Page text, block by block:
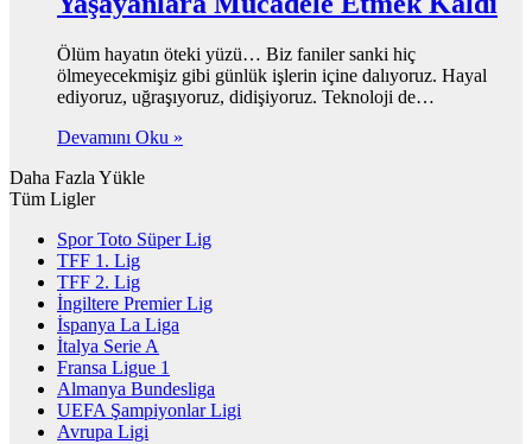
Ölüm hayatın öteki yüzü… Biz faniler sanki hiç
ölmeyecekmişiz gibi günlük işlerin içine dalıyoruz. Hayal
ediyoruz, uğraşıyoruz, didişiyoruz. Teknoloji de…
Devamını Oku »
Daha Fazla Yükle
Tüm Ligler
Spor Toto Süper Lig
TFF 1. Lig
TFF 2. Lig
İngiltere Premier Lig
İspanya La Liga
İtalya Serie A
Fransa Ligue 1
Almanya Bundesliga
UEFA Şampiyonlar Ligi
Avrupa Ligi